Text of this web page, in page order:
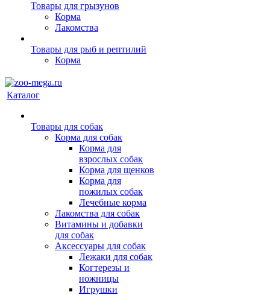
Товары для грызунов
Корма
Лакомства
Товары для рыб и рептилий
Корма
Каталог
Товары для собак
Корма для собак
Корма для
взрослых собак
Корма для щенков
Корма для
пожилых собак
Лечебные корма
Лакомства для собак
Витамины и добавки
для собак
Аксессуары для собак
Лежаки для собак
Когтерезы и
ножницы
Игрушки